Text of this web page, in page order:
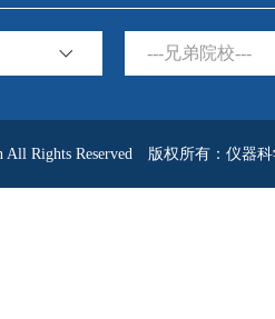
---兄弟院校---
All Rights Reserved 版权所有：仪器